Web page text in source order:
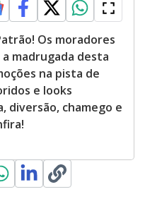
Os moradores
madrugada desta
na pista de
e looks
diversão, chamego e